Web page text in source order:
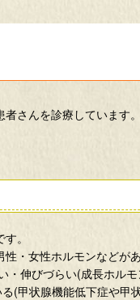
さんを診療しています。
。
・女性ホルモンなどが
・伸びづらい(成長ホル
(甲状腺機能低下症や甲